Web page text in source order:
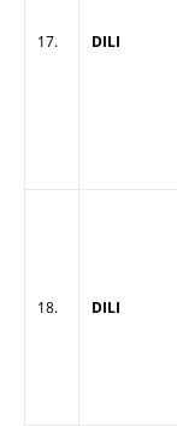
17. DILI
18. DILI